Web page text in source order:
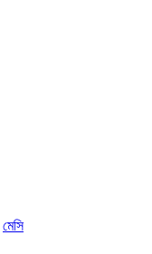
মেসি